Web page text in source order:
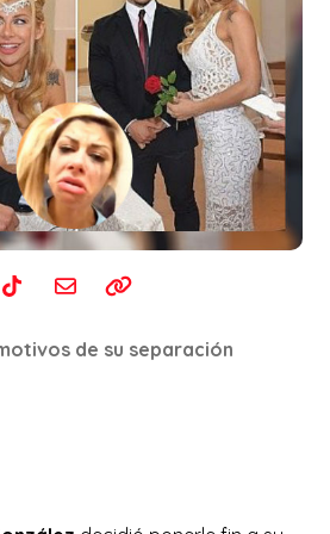
de su separación